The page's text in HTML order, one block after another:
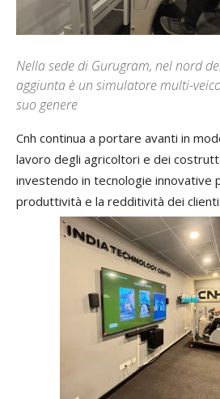
Nella sede di Gurugram, nel nord
aggiunta è un simulatore multi-
suo genere
Cnh continua a portare avanti in
lavoro degli agricoltori e dei
investendo in tecnologie innovative
produttività e la redditività dei clienti.